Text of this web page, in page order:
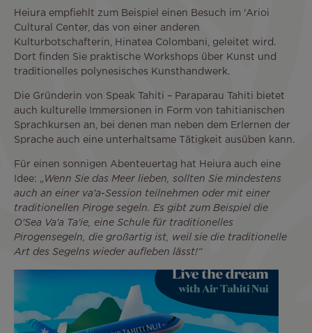
Heiura empfiehlt zum Beispiel einen Besuch im 'Arioi
Cultural Center, das von einer anderen
Kulturbotschafterin, Hinatea Colombani, geleitet wird.
Dort finden Sie praktische Workshops über Kunst und
traditionelles polynesisches Kunsthandwerk.
Die Gründerin von Speak Tahiti – Paraparau Tahiti bietet
auch kulturelle Immersionen in Form von tahitianischen
Sprachkursen an, bei denen man neben dem Erlernen der
Sprache auch eine unterhaltsame Tätigkeit ausüben kann.
Für einen sonnigen Abenteuertag hat Heiura auch eine
Idee: „ Wenn Sie das Meer lieben, sollten Sie mindestens
auch an einer va'a-Session teilnehmen oder mit einer
traditionellen Piroge segeln. Es gibt zum Beispiel die
O'Sea Va'a Ta'ie, eine Schule für traditionelles
Pirogensegeln, die großartig ist, weil sie die traditionelle
Art des Segelns wieder aufleben lässt!“